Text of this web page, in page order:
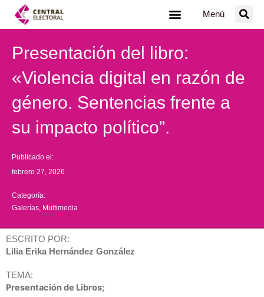
Menú
Presentación del libro:
«Violencia digital en razón de
género. Sentencias frente a
su impacto político”.
Publicado el:
febrero 27, 2026
Categoría:
Galerías Multimedia
ESCRITO POR:
Lilia Erika Hernández González
TEMA:
Presentación de Libros;